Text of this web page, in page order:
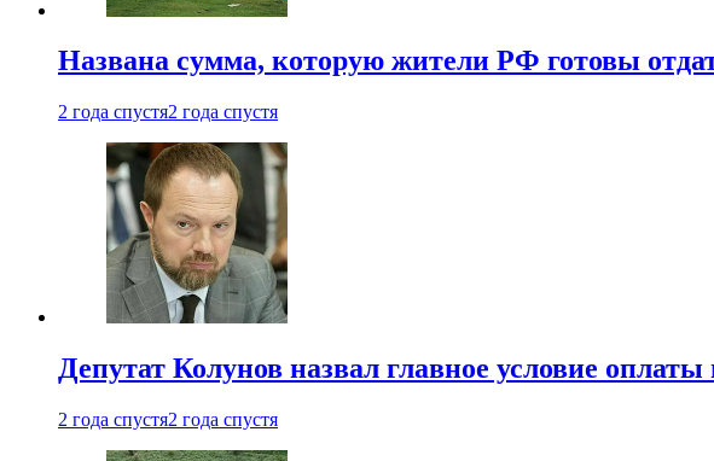
Названа сумма, которую жители РФ готовы
2 года спустя2 года спустя
Депутат Колунов назвал главное условие
2 года спустя2 года спустя